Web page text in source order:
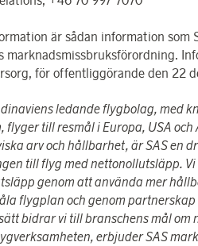
är sådan information som
marknadsmissbruksförordning.
för offentliggörande den 22
ledande flygbolag, med
flyger till resmål i Europa, USA
arv och hållbarhet, är SAS en
till flyg med nettonollutsläpp.
genom att använda mer
flygplan och genom
bidrar vi till branschens mål
erbjuder SAS